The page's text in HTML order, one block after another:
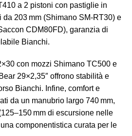
a 2 pistoni con pastiglie in
203 mm (Shimano SM‑RT30) e
CDM80FD), garanzia di
Bianchi.
con mozzi Shimano TC500 e
29×2,35″ offrono stabilità e
Bianchi. Infine, comfort e
da un manubrio largo 740 mm,
mm di escursione nelle
componentistica curata per le